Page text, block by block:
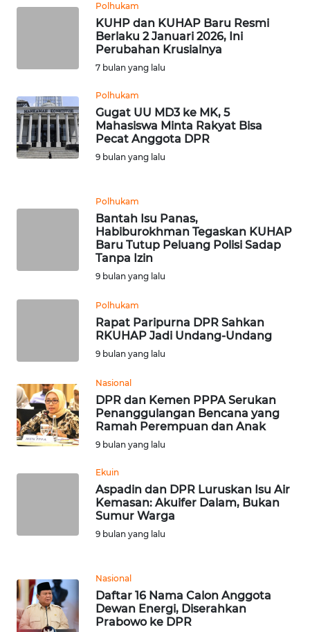
Polhukam
KUHP dan KUHAP Baru Resmi
Berlaku 2 Januari 2026, Ini
Perubahan Krusialnya
7 bulan yang lalu
Polhukam
Gugat UU MD3 ke MK, 5
Mahasiswa Minta Rakyat Bisa
Pecat Anggota DPR
9 bulan yang lalu
Polhukam
Bantah Isu Panas,
Habiburokhman Tegaskan KUHAP
Baru Tutup Peluang Polisi Sadap
Tanpa Izin
9 bulan yang lalu
Polhukam
Rapat Paripurna DPR Sahkan
RKUHAP Jadi Undang-Undang
9 bulan yang lalu
Nasional
DPR dan Kemen PPPA Serukan
Penanggulangan Bencana yang
Ramah Perempuan dan Anak
9 bulan yang lalu
Ekuin
Aspadin dan DPR Luruskan Isu Air
Kemasan: Akuifer Dalam, Bukan
Sumur Warga
9 bulan yang lalu
Nasional
Daftar 16 Nama Calon Anggota
Dewan Energi, Diserahkan
Prabowo ke DPR
SULBAR
WN
SUMBAR
WN
WN
WN
JOGJA
JATIM
WN
KALTENG